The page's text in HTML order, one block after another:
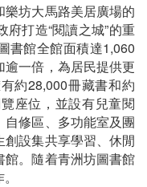
坊大馬路美居廣場的
打造“閱讀之城”的重
書館全館面積達1,060
一倍，為居民提供更
約28,000冊藏書和約
座位，並設有兒童閱
修區、多功能室及團
設集共享學習、休閒
。隨着青洲坊圖書館